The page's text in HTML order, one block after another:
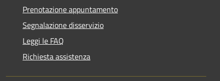
Prenotazione appuntamento
Segnalazione disservizio
Leggi le FAQ
Richiesta assistenza